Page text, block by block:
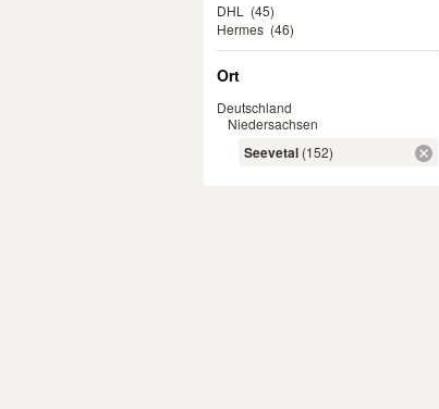
DHL
(45)
Hermes (46)
Ort
Deutschland
Niedersachsen
Seevetal (152)